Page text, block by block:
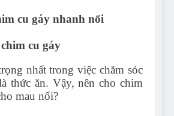
cu gáy nhanh nổi
cu gáy
nhất trong việc chăm sóc
thức ăn. Vậy, nên cho chim
mau nổi?